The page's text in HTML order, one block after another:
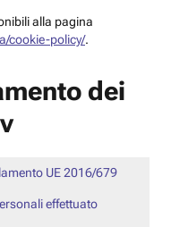
alla pagina
cookie-policy/.
dei
UE 2016/679
effettuato